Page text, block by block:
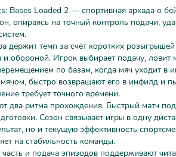
Bases Loaded 2 — спортивная аркада о
опираясь на точный контроль подачи,
держит темп за счёт коротких
и обороной. Игрок выбирает подачу, ловит
по базам, когда мяч уходит в
быстро возвращают его в инфилд и
требует точного времени.
два ритма прохождения. Быстрый матч
Сезон связывает игры в одну
но и текущую эффективность
на стабильность команды.
часть и подача эпизодов поддерживают